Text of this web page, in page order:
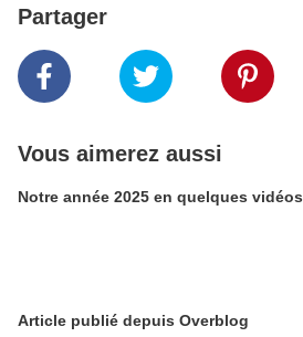
Partager
Vous aimerez aussi
Notre année 2025 en quelques vidéos
Article publié depuis Overblog